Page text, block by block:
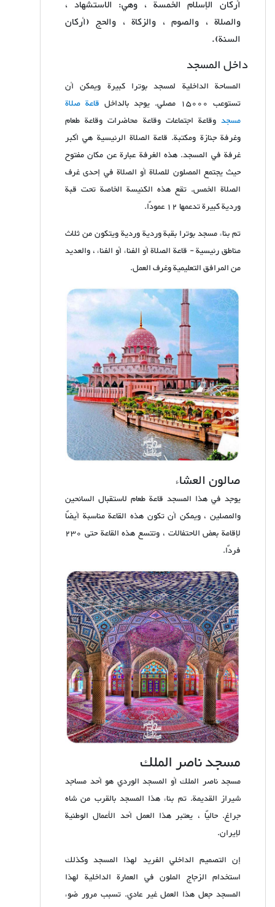
أركان الإسلام الخمسة ، وهي: الاستشهاد ،
والصلاة ، والصوم ، والزكاة ، والحج (أركان
السنة).
داخل المسجد
المساحة الداخلية لمسجد بوترا كبيرة ويمكن أن
تستوعب 15000 مصلي. يوجد بالداخل
قاعة صلاة
مسجد وقاعة اجتماعات وقاعة محاضرات وقاعة طعام
وغرفة جنازة ومكتبة. قاعة الصلاة الرئيسية هي أكبر
غرفة في المسجد. هذه الغرفة عبارة عن مكان مفتوح
حيث يجتمع المصلون للصلاة أو الصلاة في إحدى غرف
الصلاة الخمس. تقع هذه الكنيسة الخاصة تحت قبة
وردية كبيرة تدعمها 12 عمودًا.
تم بناء مسجد بوترا بقبة وردية وردية ويتكون من ثلاث
مناطق رئيسية - قاعة الصلاة أو الفناء أو الفناء ، والعديد
من المرافق التعليمية وغرف العمل.
صالون العشاء
يوجد في هذا المسجد قاعة طعام لاستقبال السائحين
والمصلين ، ويمكن أن تكون هذه القاعة مناسبة أيضًا
لإقامة بعض الاحتفالات ، وتتسع هذه القاعة حتى 230
فردًا.
مسجد ناصر الملك
مسجد ناصر الملك أو المسجد الوردي هو أحد مساجد
شيراز القديمة. تم بناء هذا المسجد بالقرب من شاه
جراغ. حاليًا ، يعتبر هذا العمل أحد الأعمال الوطنية
لإيران.
إن التصميم الداخلي الفريد لهذا المسجد وكذلك
استخدام الزجاج الملون في العمارة الداخلية لهذا
المسجد جعل هذا العمل غير عادي. تسبب مرور ضوء